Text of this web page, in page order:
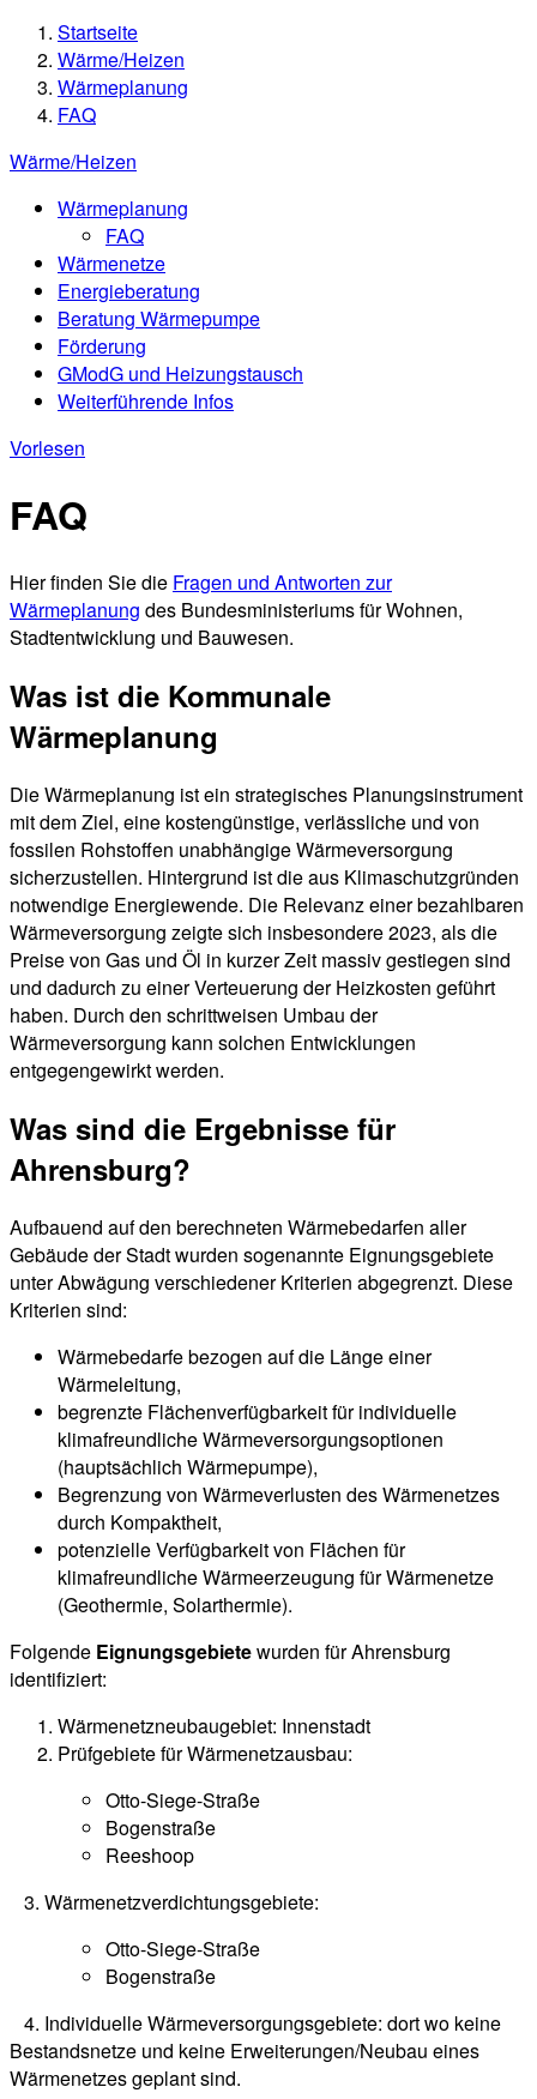
Startseite
Wärme/Heizen
Wärmeplanung
FAQ
Wärme/Heizen
Wärmeplanung
FAQ
Wärmenetze
Energieberatung
Beratung Wärmepumpe
Förderung
GModG und Heizungstausch
Weiterführende Infos
Vorlesen
FAQ
Hier finden Sie die Fragen und Antworten zur
Wärmeplanung des Bundesministeriums für Wohnen,
Stadtentwicklung und Bauwesen.
Was ist die Kommunale
Wärmeplanung
Die Wärmeplanung ist ein strategisches Planungsinstrument
mit dem Ziel, eine kostengünstige, verlässliche und von
fossilen Rohstoffen unabhängige Wärmeversorgung
sicherzustellen. Hintergrund ist die aus Klimaschutzgründen
notwendige Energiewende. Die Relevanz einer bezahlbaren
Wärmeversorgung zeigte sich insbesondere 2023, als die
Preise von Gas und Öl in kurzer Zeit massiv gestiegen sind
und dadurch zu einer Verteuerung der Heizkosten geführt
haben. Durch den schrittweisen Umbau der
Wärmeversorgung kann solchen Entwicklungen
entgegengewirkt werden.
Was sind die Ergebnisse für
Ahrensburg?
Aufbauend auf den berechneten Wärmebedarfen aller
Gebäude der Stadt wurden sogenannte Eignungsgebiete
unter Abwägung verschiedener Kriterien abgegrenzt. Diese
Kriterien sind:
Wärmebedarfe bezogen auf die Länge einer
Wärmeleitung,
begrenzte Flächenverfügbarkeit für individuelle
klimafreundliche Wärmeversorgungsoptionen
(hauptsächlich Wärmepumpe),
Begrenzung von Wärmeverlusten des Wärmenetzes
durch Kompaktheit,
potenzielle Verfügbarkeit von Flächen für
klimafreundliche Wärmeerzeugung für Wärmenetze
(Geothermie, Solarthermie).
Folgende Eignungsgebietewurden für Ahrensburg
identifiziert:
Wärmenetzneubaugebiet: Innenstadt
Prüfgebiete für Wärmenetzausbau:
Otto-Siege-Straße
Bogenstraße
Reeshoop
3. Wärmenetzverdichtungsgebiete:
Otto-Siege-Straße
Bogenstraße
4. Individuelle Wärmeversorgungsgebiete: dort wo keine
Bestandsnetze und keine Erweiterungen/Neubau eines
Wärmenetzes geplant sind.